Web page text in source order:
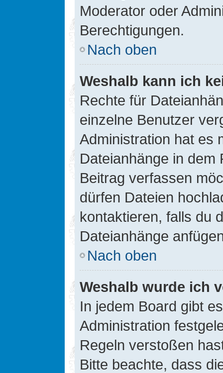
Moderator oder
Berechtigungen.
Nach oben
Weshalb kann ich
Rechte für
einzelne Benutzer
Administration hat es
Dateianhänge in dem
Beitrag verfassen
dürfen Dateien
kontaktieren, falls du
Dateianhänge
Nach oben
Weshalb wurde ich
In jedem Board gibt
Administration
Regeln verstoßen
Bitte beachte, dass